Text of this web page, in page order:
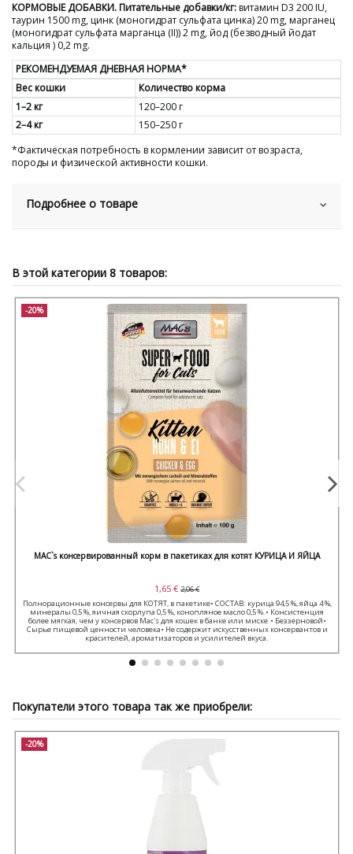
КОРМОВЫЕ ДОБАВКИ. Питательные добавки/кг: витамин D3 200 IU,
таурин 1500 mg, цинк (моногидрат сульфата цинка) 20 mg, марганец
(моногидрат сульфата марганца (II)) 2 mg, йод (безводный йодат
кальция ) 0,2 mg.
РЕКОМЕНДУЕМАЯ ДНЕВНАЯ НОРМА*
Вес кошки
Количество корма
1–2 кг
120–200 г
2–4 кг
150–250 г
*Фактическая потребность в кормлении зависит от возраста,
породы и физической активности кошки.
Подробнее о товаре
В этой категории 8 товаров:
-20%
MAC`s консервированный корм в пакетиках для котят КУРИЦА И ЯЙЦА
1,65 € 2,06 €
Полнорационные консервы для КОТЯТ, в пакетике• СОСТАВ: курица 94,5 %, яйца 4 %,
минералы 0,5 %, яичная скорлупа 0,5 %, конопляное масло 0,5 %.• Консистенция
более мягкая, чем у консервов Mac's для кошек в банке или миске.• Беззерновой•
Сырье пищевой ценности человека• Не содержит искусственных консервантов и
красителей, ароматизаторов и усилителей вкуса.
Покупатели этого товара так же приобрели:
-20%